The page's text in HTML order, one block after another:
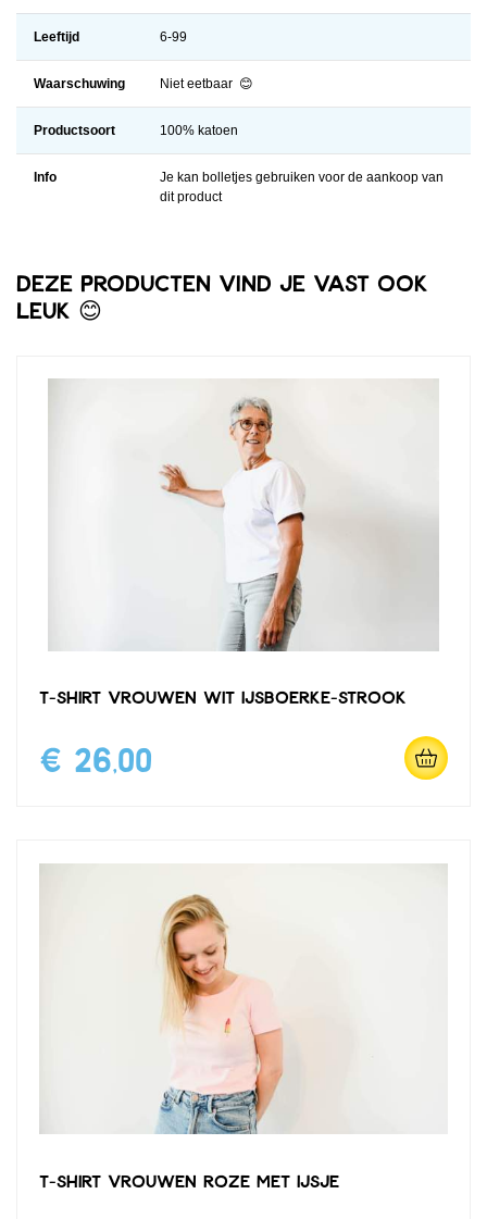
Leeftijd 6-99
Waarschuwing Niet eetbaar 😊
Productsoort 100% katoen
Info
Je kan bolletjes gebruiken voor de aankoop van
dit product
Deze producten vind je vast ook
leuk 😊
T-shirt vrouwen wit IJsboerke-strook
€ 26,00
T-shirt vrouwen roze met ijsje